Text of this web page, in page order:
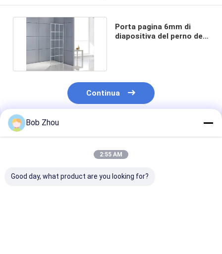
Porta pagina 6mm di
diapositiva del perno del
Continua
Prodotti Raccomandati
Bob Zhou
2:55 AM
Good day, what product are you looking for?